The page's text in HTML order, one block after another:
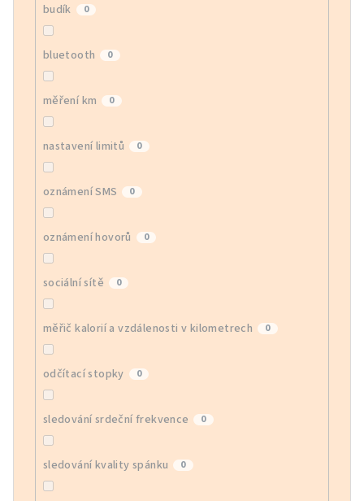
budík 0
bluetooth 0
měření km 0
nastavení limitů 0
oznámení SMS 0
oznámení hovorů 0
sociální sítě 0
měřič kalorií a vzdálenosti v kilometrech 0
odčítací stopky 0
sledování srdeční frekvence 0
sledování kvality spánku 0